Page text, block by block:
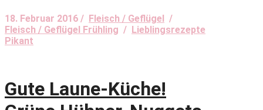
18. Februar 2016 / Fleisch / Geflügel /
Fleisch / Geflügel Frühling / Lieblingsrezepte
Pikant
Gute Laune-Küche!